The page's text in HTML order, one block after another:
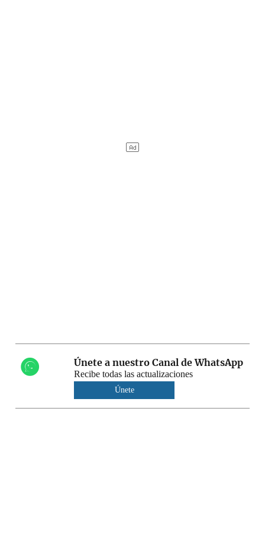
Únete a nuestro Canal de WhatsApp
Recibe todas las actualizaciones
Únete